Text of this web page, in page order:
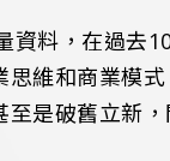
資料，在過去
維和商業模
是破舊立新